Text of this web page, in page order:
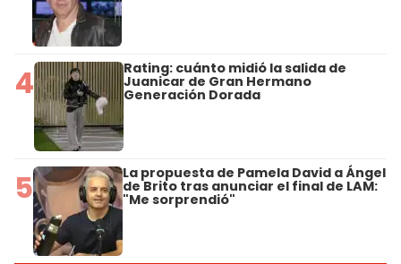
4 Rating: cuánto midió la salida de
Juanicar de Gran Hermano
Generación Dorada
5 La propuesta de Pamela David a Ángel
de Brito tras anunciar el final de LAM:
"Me sorprendió"